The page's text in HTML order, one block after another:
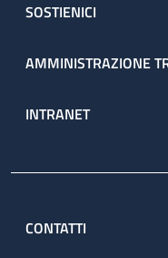
SOSTIENICI
AMMINISTRAZIONE
INTRANET
CONTATTI